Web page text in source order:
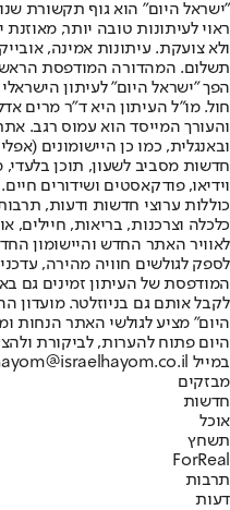
"ישראל היום" הוא גוף תקשורת
ראוי לעיתונות טובה יותר,
ולא צועקת. עיתונות אמינה,
הפך "ישראל היום" לעיתון
חול. מו"ל העיתון היא ד"ר מרים
והעורך המייסד הוא עמוס רגב.
חדשות מסביב לשעון, תוכן בלעדי,
וידיאו, פודקאסטים ושידורים
כוללות ערוצי חדשות ודעות, תרבות
לאוויר האתר החדש והיישומון
לספק לגולשים חוויה מהירה,
המודפסת של העיתון זמינים גם
לקבל אותם גם בניוזלטר. מועדון
היום" מציע לגולשי האתר הנחות
היום פתוח להערות, לביקורת
במייל hayom@israelhayom.co.il.
מבזקים
חדשות
אוכל
תשחץ
ForReal
תרבות
דעות